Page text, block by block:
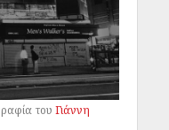
του Γιάννη